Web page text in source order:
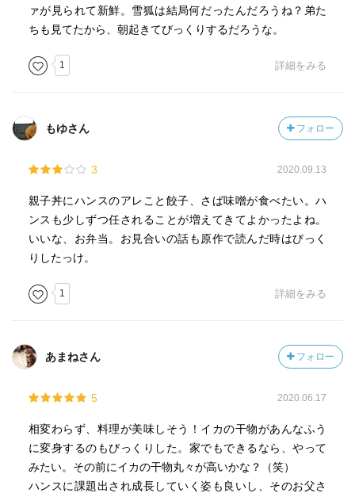
ァが見られて新鮮。雪狐は結局何だったんだろうね？弟た
ちも見てたから、朝起きてびっくりするだろうな。
1 詳細をみる
もゆさん フォロー
3 2020.09.13
親子丼にハンスのアレこと餃子、さば味噌が食べたい。ハ
ンスも少しずつ任されることが増えてきてよかったよね。
いいな、お弁当。お見合いの話も原作で読んだ時はびっく
りしたっけ。
1 詳細をみる
あまねさん フォロー
5 2020.06.17
相変わらず、料理が美味しそう！イカの干物があんなふう
に変身するのもびっくりした。家でもできるなら、やって
みたい。その前にイカの干物丸々が高いかな？（笑）
ハンスに課題出され成長していく姿も良いし、そのお父さ